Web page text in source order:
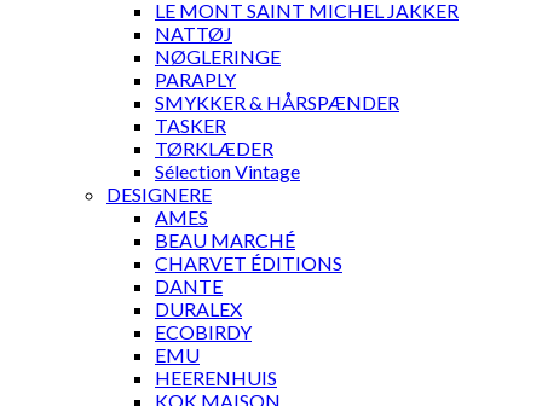
LE MONT SAINT MICHEL JAKKER
NATTØJ
NØGLERINGE
PARAPLY
SMYKKER & HÅRSPÆNDER
TASKER
TØRKLÆDER
Sélection Vintage
DESIGNERE
AMES
BEAU MARCHÉ
CHARVET ÉDITIONS
DANTE
DURALEX
ECOBIRDY
EMU
HEERENHUIS
KOK MAISON